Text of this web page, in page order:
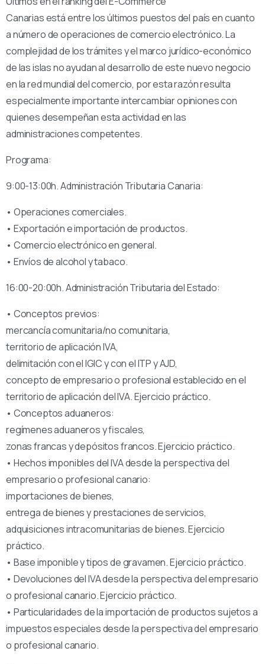
Canarias está entre los últimos puestos del país en cuanto
a número de operaciones de comercio electrónico. La
complejidad de los trámites y el marco jurídico-económico
de las islas no ayudan al desarrollo de este nuevo negocio
en la red mundial del comercio, por esta razón resulta
especialmente importante intercambiar opiniones con
quienes desempeñan esta actividad en las
administraciones competentes.
Programa:
9:00-13:00h. Administración Tributaria Canaria:
• Operaciones comerciales.
• Exportación e importación de productos.
• Comercio electrónico en general.
• Envíos de alcohol y tabaco.
16:00-20:00h. Administración Tributaria del Estado:
• Conceptos previos:
mercancía comunitaria/no comunitaria,
territorio de aplicación IVA,
delimitación con el IGIC y con el ITP y AJD,
concepto de empresario o profesional establecido en el
territorio de aplicación del IVA. Ejercicio práctico.
• Conceptos aduaneros:
regímenes aduaneros y fiscales,
zonas francas y depósitos francos. Ejercicio práctico.
• Hechos imponibles del IVA desde la perspectiva del
empresario o profesional canario:
importaciones de bienes,
entrega de bienes y prestaciones de servicios,
adquisiciones intracomunitarias de bienes. Ejercicio
práctico.
• Base imponible y tipos de gravamen. Ejercicio práctico.
• Devoluciones del IVA desde la perspectiva del empresario
o profesional canario. Ejercicio práctico.
• Particularidades de la importación de productos sujetos a
impuestos especiales desde la perspectiva del empresario
o profesional canario.